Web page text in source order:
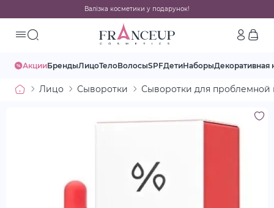
Валізка косметики у подарунок!
АкцииБрендыЛицоТелоВолосыSPFДетиНаборыДекоративная
Лицо Сыворотки Сыворотки для проблемной